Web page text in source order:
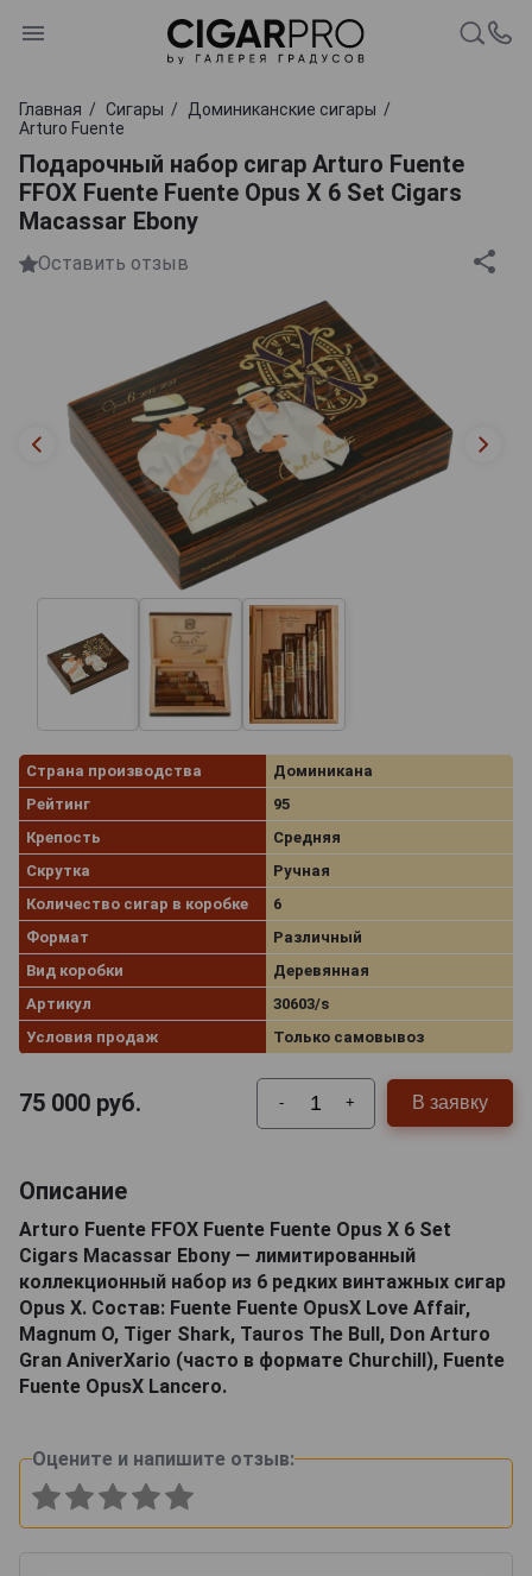
Главная Сигары
Доминиканские сигары
Arturo Fuente
Подарочный набор сигар Arturo Fuente
FFOX Fuente Fuente Opus X 6 Set Cigars
Macassar Ebony
Оставить отзыв
Страна производства
Доминикана
Рейтинг
95
Крепость
Средняя
Скрутка
Ручная
Количество сигар в коробке
6
Формат
Различный
Вид коробки
Деревянная
Артикул
30603/s
Условия продаж
Только самовывоз
75 000 руб. - + В заявку
Описание
Arturo Fuente FFOX Fuente Fuente Opus X 6 Set
Cigars Macassar Ebony — лимитированный
коллекционный набор из 6 редких винтажных сигар
Opus X. Состав: Fuente Fuente OpusX Love Affair,
Magnum O, Tiger Shark, Tauros The Bull, Don Arturo
Gran AniverXario (часто в формате Churchill), Fuente
Fuente OpusX Lancero.
Оцените и напишите отзыв: